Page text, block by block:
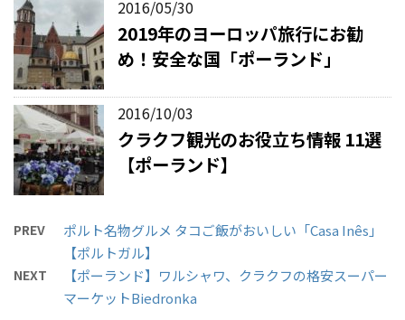
2016/05/30
2019年のヨーロッパ旅行にお勧
め！安全な国「ポーランド」
2016/10/03
クラクフ観光のお役立ち情報 11選
【ポーランド】
PREV
ポルト名物グルメ タコご飯がおいしい「Casa Inês」
【ポルトガル】
NEXT
【ポーランド】ワルシャワ、クラクフの格安スーパー
マーケットBiedronka